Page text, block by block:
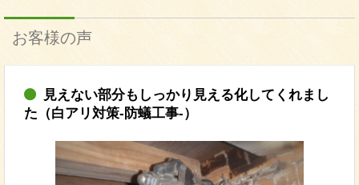
お客様の声
見えない部分もしっかり見える化してくれまし
た（白アリ対策-防蟻工事-）